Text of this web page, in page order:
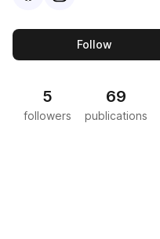
Followthis
5
followers
69
publications